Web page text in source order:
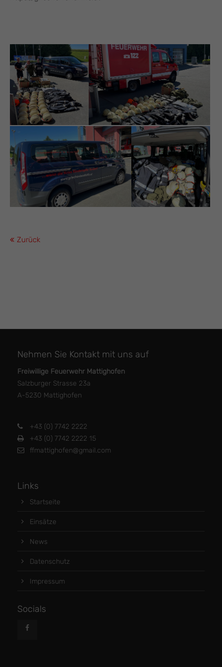
Zurück
Nehmen Sie Kontakt mit uns auf
Freiwillige Feuerwehr Mattighofen
Salzburger Strasse 23a
A-5230 Mattighofen
+43 (0) 7742 2222
+43 (0) 7742 2222 15
ffmattighofen@gmail.com
Links
Startseite
Einsätze
News
Datenschutz
Impressum
Socials